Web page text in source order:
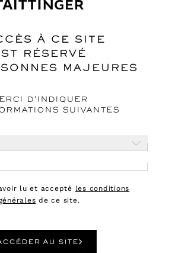
À CE SITE
RÉSERVÉ
MAJEURES
D'INDIQUER
SUIVANTES
lu et accepté les conditions
de ce site.
AU SITE